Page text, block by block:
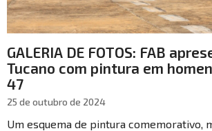
GALERIA DE FOTOS: FAB
Tucano com pintura em
47
25 de outubro de 2024
Um esquema de pintura comemorativo,